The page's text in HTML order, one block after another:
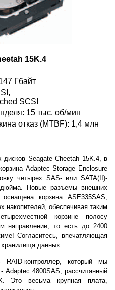
15K.4
Гбайт
SCSI
15 тыс. об/мин
отказ (MTBF): 1,4 млн
Seagate Cheetah 15K.4, в
Adaptec Storage Enclosure
четырех SAS- или SATA(II)-
Новые разъемы внешних
корзина ASE335SAS,
накопителей, обеспечивая таким
корзине полосу
направлении, то есть до 2400
Согласитесь, впечатляющая
хранилища данных.
контроллер, который мы
Adaptec 4800SAS, рассчитанный
Это весьма крупная плата,